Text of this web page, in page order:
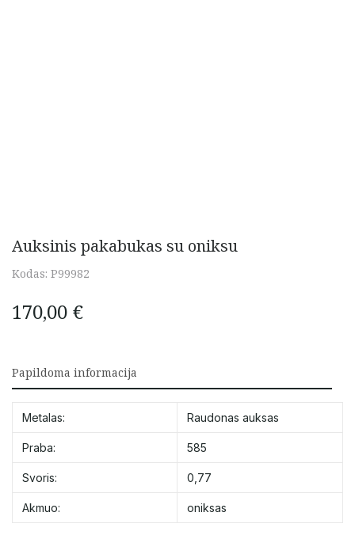
Auksinis pakabukas su oniksu
Kodas: P99982
170,00 €
Papildoma informacija
Metalas: Raudonas auksas
Praba: 585
Svoris: 0,77
Akmuo: oniksas